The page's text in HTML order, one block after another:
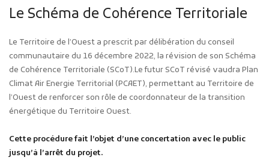
Publicité des actes
Projets financés par l'Europe
Le Schéma de Cohérence Territoriale
Le Territoire de l’Ouest a prescrit par délibération du conseil
communautaire du 16 décembre 2022, la révision de son Schéma
de Cohérence Territoriale (SCoT).Le futur SCoT révisé vaudra Plan
Climat Air Energie Territorial (PCAET), permettant au Territoire de
l’Ouest de renforcer son rôle de coordonnateur de la transition
énergétique du Territoire Ouest.
Cette procédure fait l’objet d’une concertation avec le public
jusqu’à l’arrêt du projet.